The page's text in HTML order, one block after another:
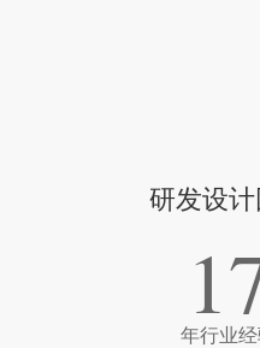
研发设
年行业